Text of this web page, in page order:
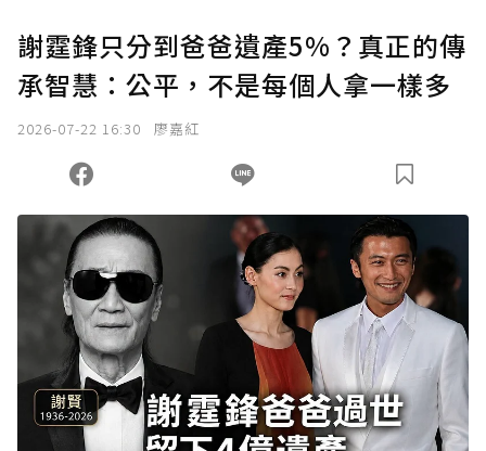
謝霆鋒只分到爸爸遺產5%？真正的傳
承智慧：公平，不是每個人拿一樣多
2026-07-22 16:30 廖嘉紅